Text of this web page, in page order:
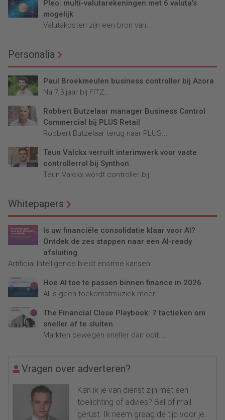
Pleo: multi-valutarekeningen met 6 valuta’s
mogelijk
Valutakosten zijn een bron van...
Personalia
Paul Broekmeulen business controller bij Azora
Na 7,5 jaar bij FITZ...
Robbert Butzelaar manager Business Control
Commercial bij PLUS Retail
Robbert Butzelaar terug naar PLUS...
Teun Valckx verruilt interimwerk voor vaste
controllerrol bij Synthon
Teun Valckx wordt controller bij...
Whitepapers
Is uw financiële consolidatie klaar voor AI?
Ontdek de zes stappen naar een AI-ready
afsluiting
Artificial Intelligence biedt enorme kansen...
Hoe AI toe te passen binnen finance in 2026
AI is geen toekomstmuziek meer...
The Financial Close Playbook: 7 tactieken om
sneller af te sluiten
Markten bewegen sneller dan ooit....
Vragen over adverteren?
Kan ik je van dienst zijn met een
toelichting of advies? Bel of mail
gerust. Ik neem graag de tijd voor je.